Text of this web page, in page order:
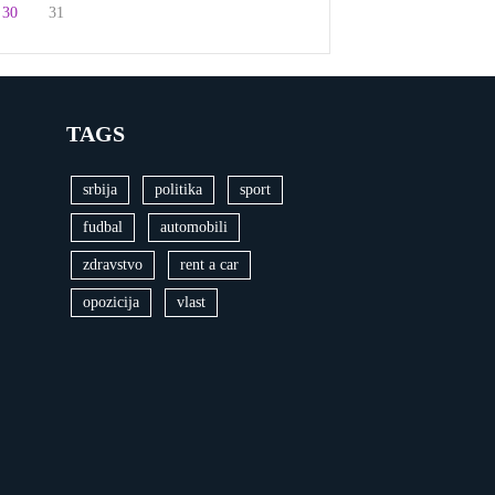
30 31
TAGS
srbija politika sport
fudbal automobili
zdravstvo rent a car
opozicija vlast